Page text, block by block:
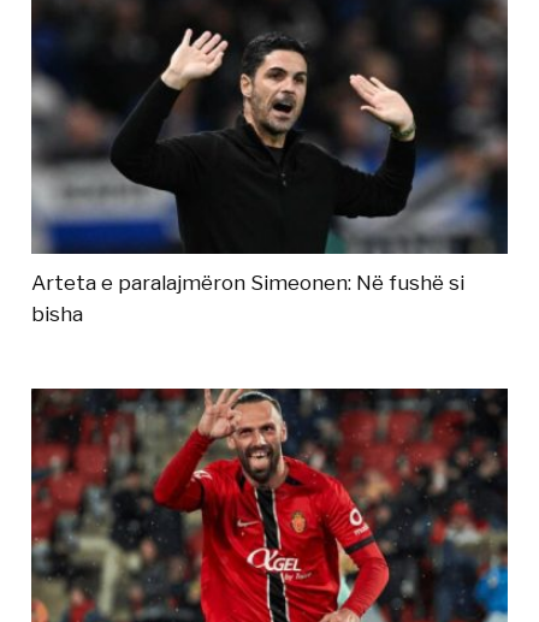
Arteta e paralajmëron Simeonen: Në fushë si
bisha